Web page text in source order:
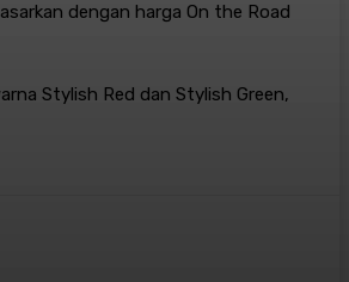
dengan harga On the Road
Stylish Red dan Stylish Green,